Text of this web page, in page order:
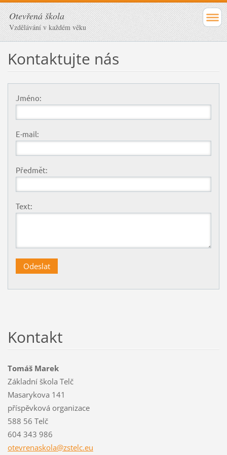
Otevřená škola
Vzdělávání v každém věku
Kontaktujte nás
Jméno:
E-mail:
Předmět:
Text:
Kontakt
Tomáš Marek
Základní škola Telč
Masarykova 141
příspěvková organizace
588 56 Telč
604 343 986
otevrenaskola@zstelc.eu